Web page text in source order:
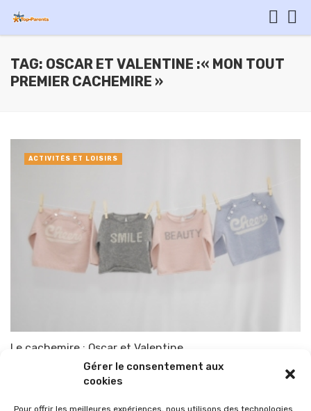
Gérer le consentement aux
cookies
Pour offrir les meilleures expériences, nous utilisons des technologies
TAG: OSCAR ET VALENTINE :« MON TOUT
PREMIER CACHEMIRE »
Le cachemire : Oscar et Valentine
TOP-PARENTS 8 juin 2010
ACTIVITÉS ET LOISIRS